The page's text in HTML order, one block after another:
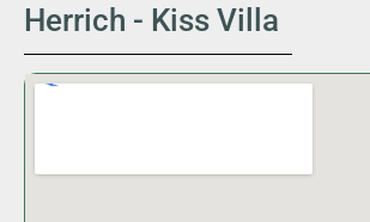
Herrich - Kiss Villa